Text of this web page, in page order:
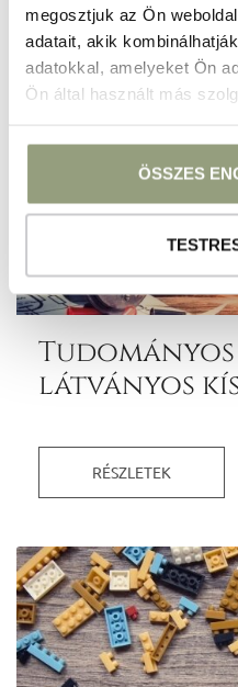
megosztjuk az Ön
adatait, akik
adatokkal, amelyeket Ön
Ön által használt más
ÖSSZES
látványos
RÉSZLETEK